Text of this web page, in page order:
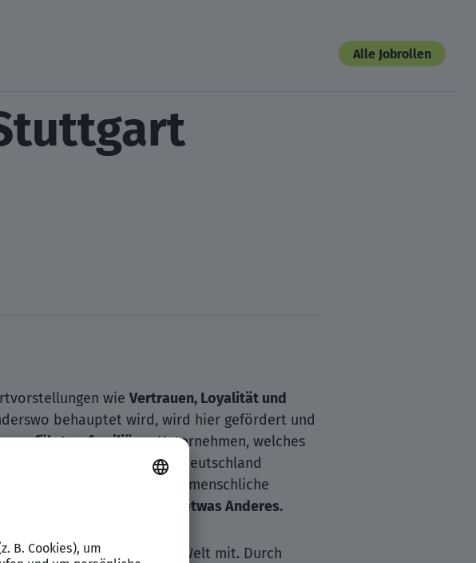
Alle Jobrollen
wie Vertrauen, Loyalität und
behauptet wird, wird hier gefördert und
familiäresUnternehmen, welches
IT Dienstleisterin Deutschland
wie die zwischenmenschliche
erlebt hat, möchte selten etwas Anderes.
die Zukunft der IT-Welt mit. Durch